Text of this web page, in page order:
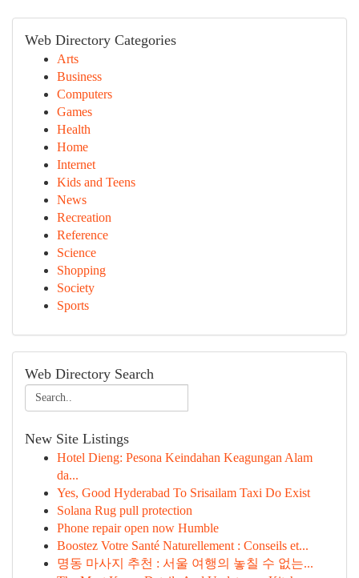
Web Directory Categories
Arts
Business
Computers
Games
Health
Home
Internet
Kids and Teens
News
Recreation
Reference
Science
Shopping
Society
Sports
Web Directory Search
New Site Listings
Hotel Dieng: Pesona Keindahan Keagungan Alam
da...
Yes, Good Hyderabad To Srisailam Taxi Do Exist
Solana Rug pull protection
Phone repair open now Humble
Boostez Votre Santé Naturellement : Conseils et...
명동 마사지 추천 : 서울 여행의 놓칠 수 없는...